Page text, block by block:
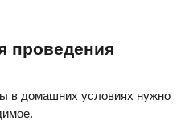
проведения
в домашних условиях нужно